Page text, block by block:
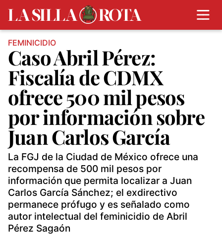
FEMINICIDIO
Caso Abril Pérez:
Fiscalía de CDMX
ofrece 500 mil pesos
por información sobre
Juan Carlos García
La FGJ de la Ciudad de México ofrece una
recompensa de 500 mil pesos por
información que permita localizar a Juan
Carlos García Sánchez; el exdirectivo
permanece prófugo y es señalado como
autor intelectual del feminicidio de Abril
Pérez Sagaón